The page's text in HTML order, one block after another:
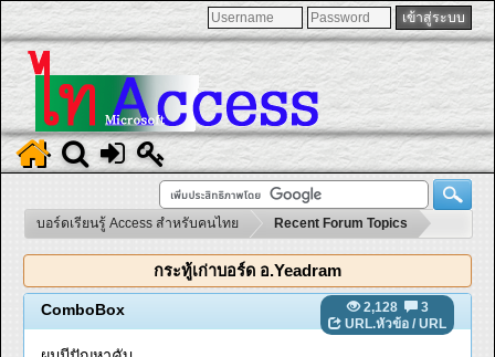
บอร์ดเรียนรู้ Access สำหรับคนไทย Recent Forum Topics
กระทู้เก่าบอร์ด อ.Yeadram
2,128
3
URL.หัวข้อ / URL
ComboBox